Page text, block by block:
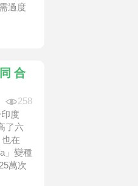
過度
合
258
度
了六
在
」變種
萬次